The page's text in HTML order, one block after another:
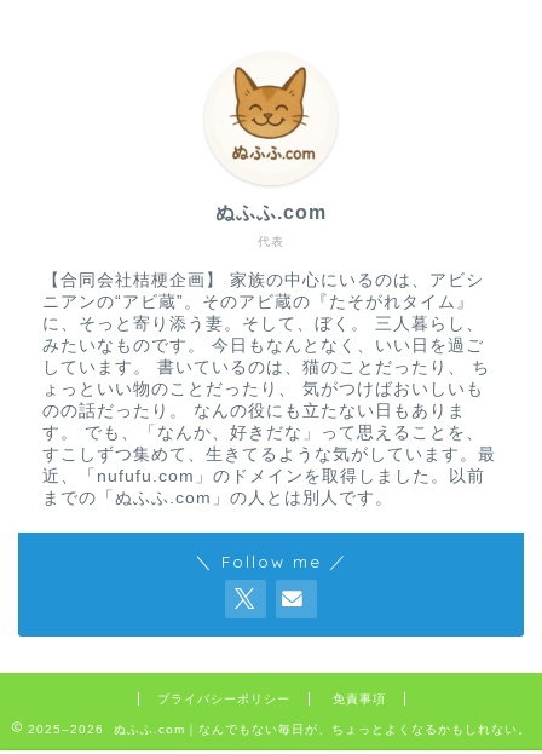
代表
ぬふふ.com
【合同会社桔梗企画】 家族の中心にいるのは、アビシ
ニアンの“アビ蔵”。そのアビ蔵の『たそがれタイム』
に、そっと寄り添う妻。そして、ぼく。 三人暮らし、
みたいなものです。 今日もなんとなく、いい日を過ご
しています。 書いているのは、猫のことだったり、 ち
ょっといい物のことだったり、 気がつけばおいしいも
のの話だったり。 なんの役にも立たない日もありま
す。 でも、「なんか、好きだな」って思えることを、
すこしずつ集めて、生きてるような気がしています。最
近、「nufufu.com」のドメインを取得しました。以前
までの「ぬふふ.com」の人とは別人です。
＼ Follow me ／
プライバシーポリシー 免責事項
2025–2026 ぬふふ.com｜なんでもない毎日が、ちょっとよくなるかもしれない。